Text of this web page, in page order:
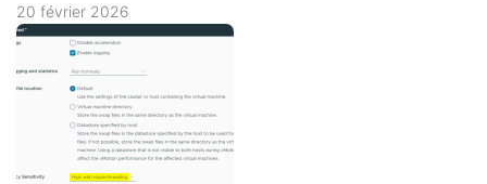
20 février 2026